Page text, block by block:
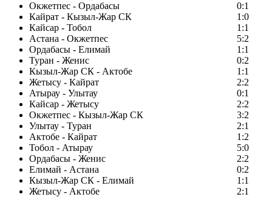
Окжетпес - Ордабасы
0:1
Кайрат - Кызыл-Жар СК
1:0
Кайсар - Тобол
1:1
Астана - Окжетпес
5:2
Ордабасы - Елимай
1:1
Туран - Женис
0:2
Кызыл-Жар СК - Актобе
1:1
Жетысу - Кайрат
2:2
Атырау - Улытау
0:1
Кайсар - Жетысу
2:2
Окжетпес - Кызыл-Жар СК
3:2
Улытау - Туран
2:1
Актобе - Кайрат
1:2
Тобол - Атырау
5:0
Ордабасы - Женис
2:2
Елимай - Астана
0:2
Кызыл-Жар СК - Елимай
1:1
Жетысу - Актобе
2:1